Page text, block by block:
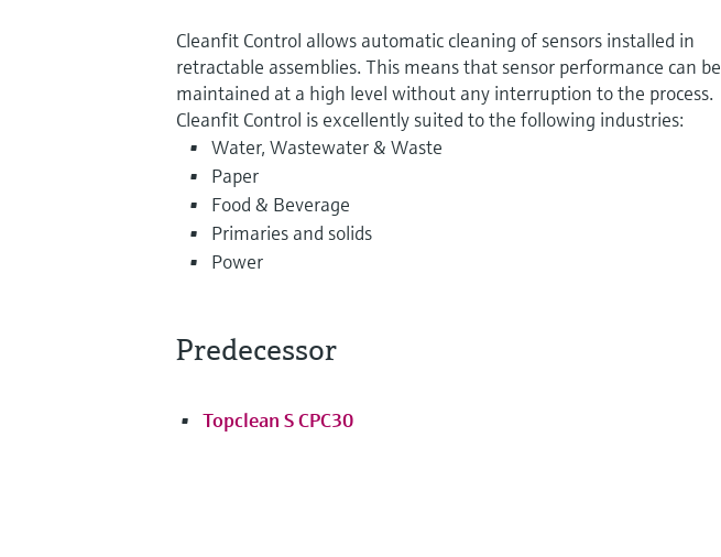
Cleanfit Control allows automatic cleaning of sensors installed in
retractable assemblies. This means that sensor performance can be
maintained at a high level without any interruption to the process.
Cleanfit Control is excellently suited to the following industries:
Water, Wastewater & Waste
Paper
Food & Beverage
Primaries and solids
Power
Predecessor
Topclean S CPC30